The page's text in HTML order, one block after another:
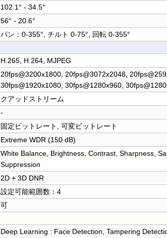
102.1° - 34.5°
56° - 20.6°
パン：0-355°, チルト 0-75°, 回転 0-355°
H.265, H.264, MJPEG
20fps@3200x1800, 20fps@3072x2048,
30fps@1920x1080, 30fps@1280x960,
クアッドストリーム
-
固定ビットレート, 可変ビットレート
Extreme WDR (150 dB)
White Balance, Brightness, Contrast, Sharpness,
Suppression
2D + 3D DNR
設定可能範囲数：4
可
Deep Learning : Face Detection, Tampering